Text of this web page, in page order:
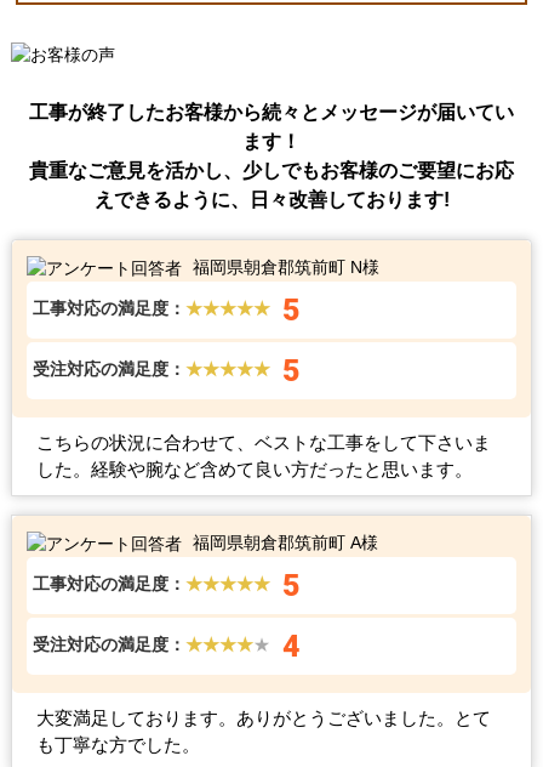
工事が終了したお客様から続々とメッセージが届いてい
ます！
貴重なご意見を活かし、少しでもお客様のご要望にお応
えできるように、日々改善しております!
福岡県朝倉郡筑前町 N様
工事対応の満足度： ★★★★★ 5
受注対応の満足度： ★★★★★ 5
こちらの状況に合わせて、ベストな工事をして下さいま
した。経験や腕など含めて良い方だったと思います。
福岡県朝倉郡筑前町 A様
工事対応の満足度： ★★★★★ 5
受注対応の満足度： ★★★★★ 4
大変満足しております。ありがとうございました。とて
も丁寧な方でした。